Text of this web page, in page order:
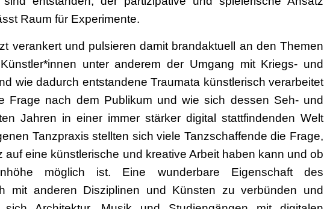
Raum für Experimente.
verankert und pulsieren damit brandaktuell an den Themen
unter anderem der Umgang mit Kriegs- und
wie dadurch entstandene Traumata künstlerisch verarbeitet
Frage nach dem Publikum und wie sich dessen Seh- und
Jahren in einer immer stärker digital stattfindenden Welt
Tanzpraxis stellten sich viele Tanzschaffende die Frage,
eine künstlerische und kreative Arbeit haben kann und ob
möglich ist. Eine wunderbare Eigenschaft des
mit anderen Disziplinen und Künsten zu verbünden und